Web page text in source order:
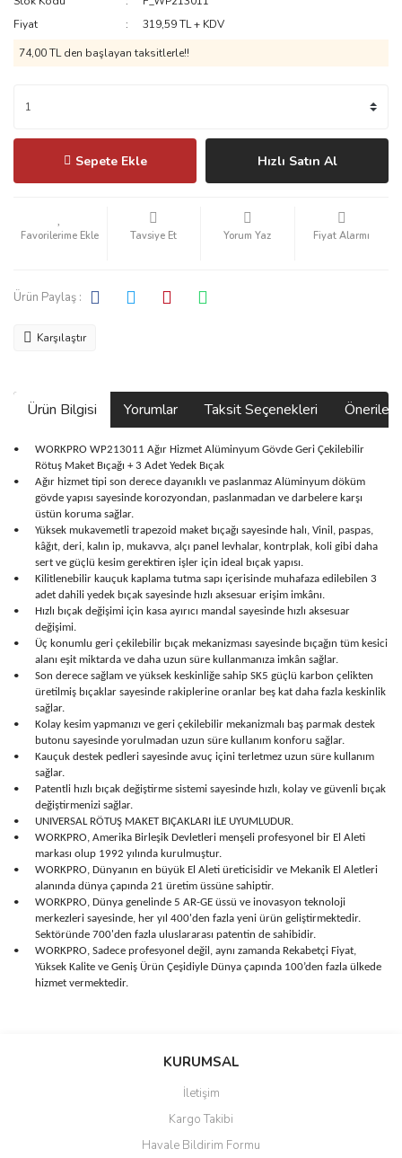
Fiyat
319,59 TL + KDV
74,00 TL den başlayan taksitlerle!!
Sepete Ekle Hızlı Satın Al
Tavsiye Et Yorum Yaz Fiyat Alarmı
Ürün Paylaş :
Karşılaştır
Ürün Bilgisi Yorumlar Taksit Seçenekleri
•
WORKPRO WP213011 Ağır Hizmet Alüminyum Gövde Geri Çekilebilir
Rötuş Maket Bıçağı + 3 Adet Yedek Bıçak
•
Ağır hizmet tipi son derece dayanıklı ve paslanmaz Alüminyum döküm
gövde yapısı sayesinde korozyondan, paslanmadan ve darbelere karşı
üstün koruma sağlar.
•
Yüksek mukavemetli trapezoid maket bıçağı sayesinde halı, Vinil, paspas,
kâğıt, deri, kalın ip, mukavva, alçı panel levhalar, kontrplak, koli gibi daha
sert ve güçlü kesim gerektiren işler için ideal bıçak yapısı.
•
Kilitlenebilir kauçuk kaplama tutma sapı içerisinde muhafaza edilebilen 3
adet dahili yedek bıçak sayesinde hızlı aksesuar erişim imkânı.
•
Hızlı bıçak değişimi için kasa ayırıcı mandal sayesinde hızlı aksesuar
değişimi.
•
Üç konumlu geri çekilebilir bıçak mekanizması sayesinde bıçağın tüm kesici
alanı eşit miktarda ve daha uzun süre kullanmanıza imkân sağlar.
•
Son derece sağlam ve yüksek keskinliğe sahip SK5 güçlü karbon çelikten
üretilmiş bıçaklar sayesinde rakiplerine oranlar beş kat daha fazla keskinlik
sağlar.
•
Kolay kesim yapmanızı ve geri çekilebilir mekanizmalı baş parmak destek
butonu sayesinde yorulmadan uzun süre kullanım konforu sağlar.
•
Kauçuk destek pedleri sayesinde avuç içini terletmez uzun süre kullanım
sağlar.
•
Patentli hızlı bıçak değiştirme sistemi sayesinde hızlı, kolay ve güvenli bıçak
değiştirmenizi sağlar.
•
UNIVERSAL RÖTUŞ MAKET BIÇAKLARI İLE UYUMLUDUR.
•
WORKPRO, Amerika Birleşik Devletleri menşeli profesyonel bir El Aleti
markası olup 1992 yılında kurulmuştur.
•
WORKPRO, Dünyanın en büyük El Aleti üreticisidir ve Mekanik El Aletleri
alanında dünya çapında 21 üretim üssüne sahiptir.
•
WORKPRO, Dünya genelinde 5 AR-GE üssü ve inovasyon teknoloji
merkezleri sayesinde, her yıl 400'den fazla yeni ürün geliştirmektedir.
Sektöründe 700'den fazla uluslararası patentin de sahibidir.
•
WORKPRO, Sadece profesyonel değil, aynı zamanda Rekabetçi Fiyat,
Yüksek Kalite ve Geniş Ürün Çeşidiyle Dünya çapında 100’den fazla ülkede
hizmet vermektedir.
Bu ürüne ilk yorumu siz yapın!
Ürün resmi kalitesiz, bozuk veya görüntülenemiyor.
Ürün açıklamasında eksik bilgiler bulunuyor.
KURUMSAL
İletişim
Kargo Takibi
Havale Bildirim Formu